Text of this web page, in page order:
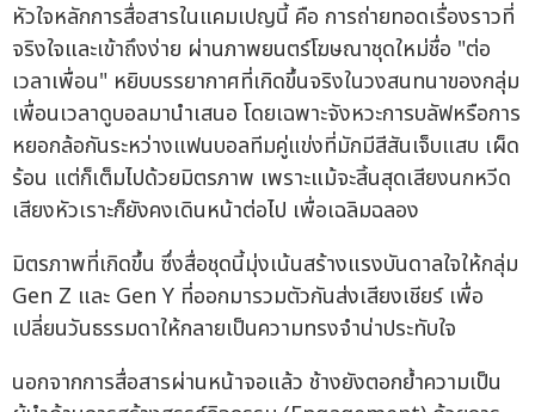
หัวใจหลักการสื่อสารในแคมเปญนี้ คือ การถ่ายทอดเรื่องราวที่
จริงใจและเข้าถึงง่าย ผ่านภาพยนตร์โฆษณาชุดใหม่ชื่อ "ต่อ
เวลาเพื่อน" หยิบบรรยากาศที่เกิดขึ้นจริงในวงสนทนาของกลุ่ม
เพื่อนเวลาดูบอลมานำเสนอ โดยเฉพาะจังหวะการบลัฟหรือการ
หยอกล้อกันระหว่างแฟนบอลทีมคู่แข่งที่มักมีสีสันเจ็บแสบ เผ็ด
ร้อน แต่ก็เต็มไปด้วยมิตรภาพ เพราะแม้จะสิ้นสุดเสียงนกหวีด
เสียงหัวเราะก็ยังคงเดินหน้าต่อไป เพื่อเฉลิมฉลอง
มิตรภาพที่เกิดขึ้น ซึ่งสื่อชุดนี้มุ่งเน้นสร้างแรงบันดาลใจให้กลุ่ม
Gen Z และ Gen Y ที่ออกมารวมตัวกันส่งเสียงเชียร์ เพื่อ
เปลี่ยนวันธรรมดาให้กลายเป็นความทรงจำน่าประทับใจ
นอกจากการสื่อสารผ่านหน้าจอแล้ว ช้างยังตอกย้ำความเป็น